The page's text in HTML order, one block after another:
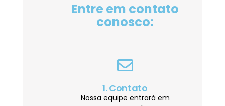
Entre em contato
conosco:
1. Contato
Nossa equipe entrará em